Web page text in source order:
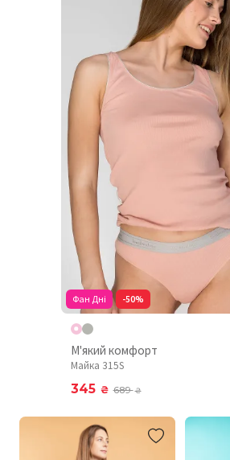
Фан Дні -50%
М'який комфорт
Майка 315S
345 ₴ 689₴